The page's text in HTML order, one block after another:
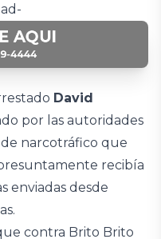
David
por las autoridades
narcotráfico que
recibía
enviadas desde
contra Brito Brito